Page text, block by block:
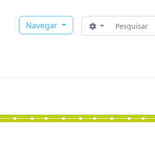
Navegar Pesquisar
Opções de busca